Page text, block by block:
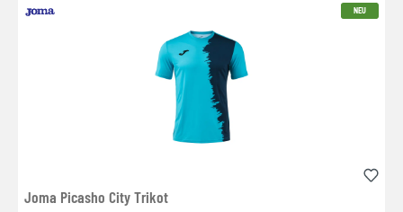
NEU
Joma Picasho City Trikot